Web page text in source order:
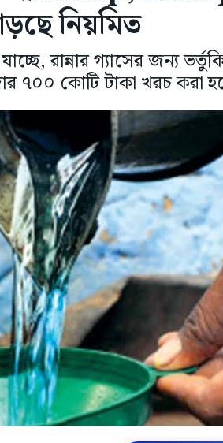
নিয়মিত
রান্নার গ্যাসের জন্য
৭০০ কোটি টাকা খরচ করা